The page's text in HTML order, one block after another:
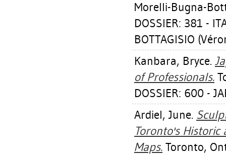
Morelli-Bugna-
DOSSIER: 381 -
BOTTAGISIO
Kanbara, Bryce.
of Professionals.
DOSSIER: 600 -
Ardiel, June.
Toronto's
Maps. Toronto,